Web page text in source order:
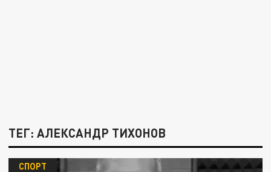
ТЕГ: АЛЕКСАНДР ТИХОНОВ
СПОРТ